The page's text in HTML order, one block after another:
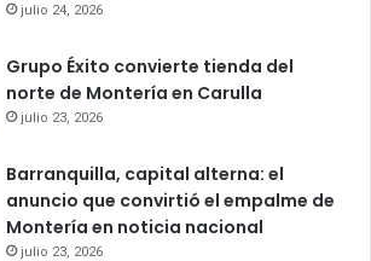
julio 24, 2026
Grupo Éxito convierte tienda del
norte de Montería en Carulla
julio 23, 2026
Barranquilla, capital alterna: el
anuncio que convirtió el empalme de
Montería en noticia nacional
julio 23, 2026